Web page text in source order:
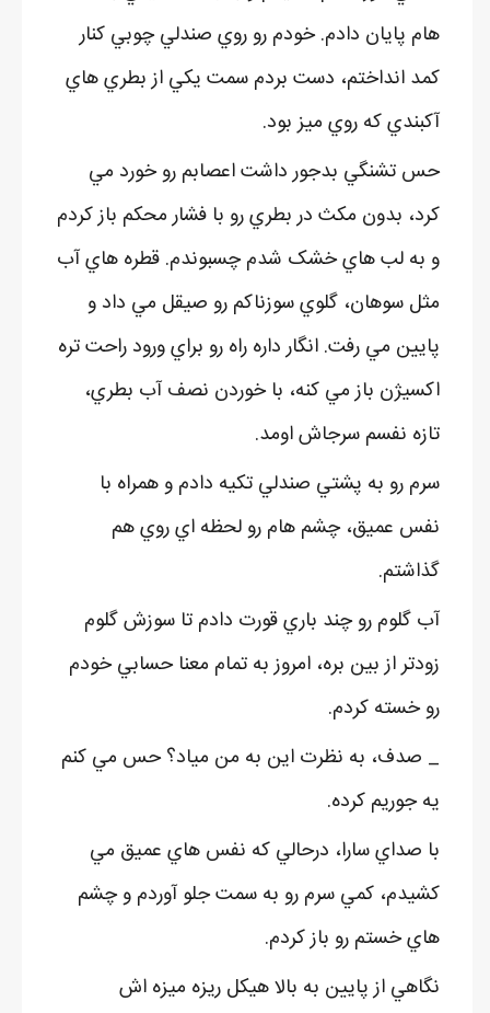
هام پايان دادم. خودم رو روي صندلي چوبي کنار
کمد انداختم، دست بردم سمت يکي از بطري هاي
آکبندي که روي ميز بود.
حس تشنگي بدجور داشت اعصابم رو خورد مي
کرد، بدون مکث در بطري رو با فشار محکم باز کردم
و به لب هاي خشک شدم چسبوندم. قطره هاي آب
مثل سوهان، گلوي سوزناکم رو صيقل مي داد و
پايين مي رفت. انگار داره راه رو براي ورود راحت تره
اکسيژن باز مي کنه، با خوردن نصف آب بطري،
تازه نفسم سرجاش اومد.
سرم رو به پشتي صندلي تکيه دادم و همراه با
نفس عميق، چشم هام رو لحظه اي روي هم
گذاشتم.
آب گلوم رو چند باري قورت دادم تا سوزش گلوم
زودتر از بين بره، امروز به تمام معنا حسابي خودم
رو خسته کردم.
_ صدف، به نظرت اين به من مياد؟ حس مي کنم
يه جوريم کرده.
با صداي سارا، درحالي که نفس هاي عميق مي
کشيدم، کمي سرم رو به سمت جلو آوردم و چشم
هاي خستم رو باز کردم.
نگاهي از پايين به بالا هيکل ريزه ميزه اش